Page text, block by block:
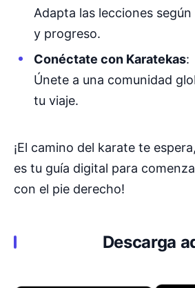
Adapta las lecciones
y progreso.
Conéctate con Karatekas:
Únete a una comunidad
tu viaje.
¡El camino del karate te
es tu guía digital para
con el pie derecho!
Descarga